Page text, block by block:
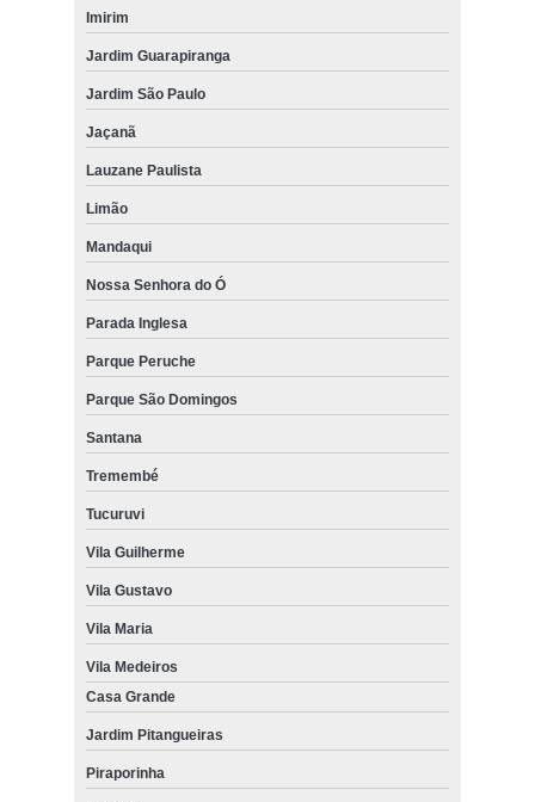
Imirim
Jardim Guarapiranga
Jardim São Paulo
Jaçanã
Lauzane Paulista
Limão
Mandaqui
Nossa Senhora do Ó
Parada Inglesa
Parque Peruche
Parque São Domingos
Santana
Tremembé
Tucuruvi
Vila Guilherme
Vila Gustavo
Vila Maria
Vila Medeiros
Casa Grande
Jardim Pitangueiras
Piraporinha